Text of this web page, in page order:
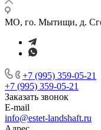
МО, го. Мытищи, д.
+7 (995) 359-05-21
+7 (995) 359-05-21
Заказать звонок
E-mail
info@estet-landshaft.ru